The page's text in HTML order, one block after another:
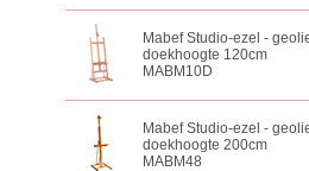
Mabef Studio-ezel -
doekhoogte 120cm
MABM10D
Mabef Studio-ezel -
doekhoogte 200cm
MABM48